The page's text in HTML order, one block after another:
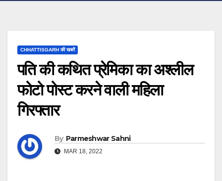
CHHATTISGARH की खबरें
पति की कथित प्रेमिका का अश्लील
फोटो पोस्ट करने वाली महिला
गिरफ्तार
By Parmeshwar Sahni
MAR 18, 2022